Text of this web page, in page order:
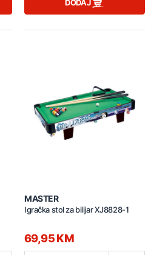
DODAJ
MASTER
Igračka stol za bilijar XJ8828-1
69,95 KM